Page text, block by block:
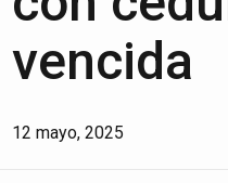
vencida
12 mayo, 2025